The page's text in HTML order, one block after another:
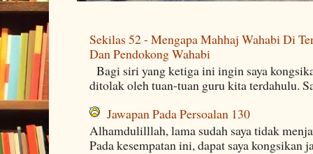
Sekilas 52 - Mengapa Mahhaj Wahabi Di
Dan Pendokong Wahabi
Bagi siri yang ketiga ini ingin saya
ditolak oleh tuan-tuan guru kita terdahulu.
Jawapan Pada Persoalan 130
Alhamdulilllah, lama sudah saya tidak
Pada kesempatan ini, dapat saya kongsikan